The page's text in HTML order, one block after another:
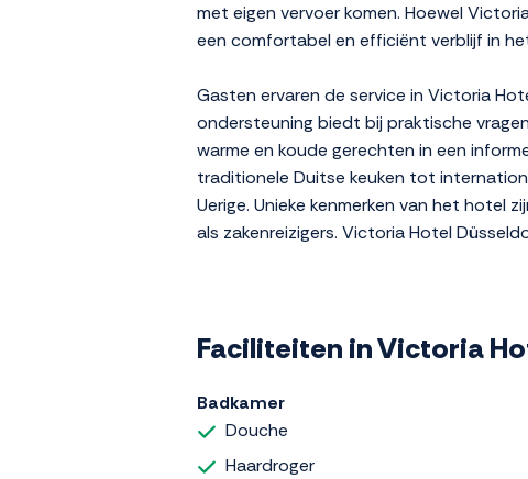
met eigen vervoer komen. Hoewel
een comfortabel en efficiënt verblijf in
Gasten ervaren de service in Victoria
ondersteuning biedt bij praktische
warme en koude gerechten in een
traditionele Duitse keuken tot
Uerige. Unieke kenmerken van het hotel
als zakenreizigers. Victoria Hotel
Faciliteiten in Victoria
Badkamer
Douche
Haardroger